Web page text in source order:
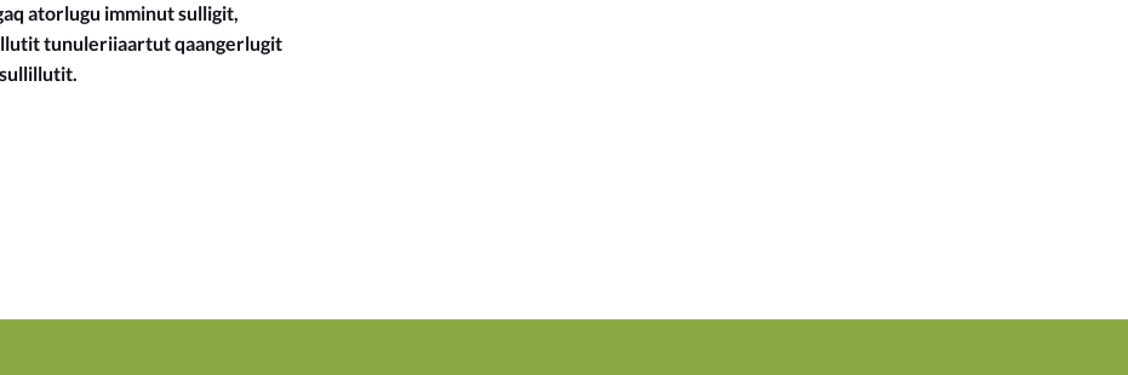
atorlugu imminut sulligit,
tunuleriiaartut qaangerlugit